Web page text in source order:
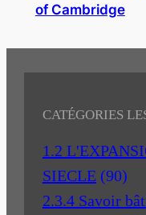
of Cambridge
CATÉGORIES
1.2
SIECLE (90)
2.3.4 Savoir